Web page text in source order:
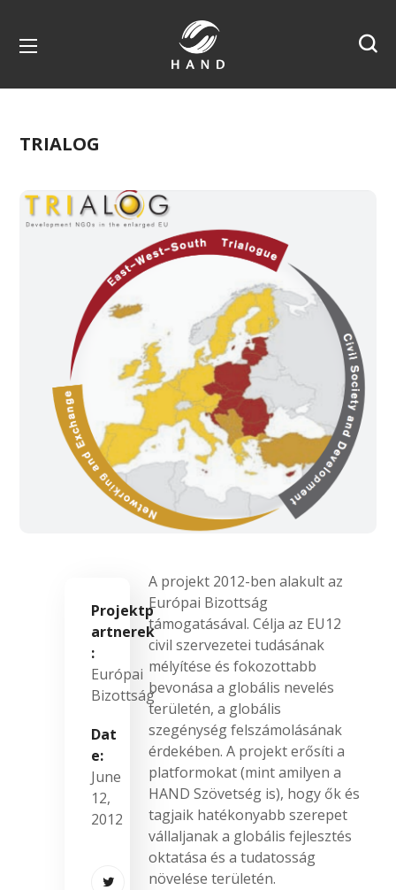
TRIALOG
A projekt 2012-ben alakult az
Európai Bizottság
támogatásával. Célja az EU12
civil szervezetei tudásának
mélyítése és fokozottabb
bevonása a globális nevelés
területén, a globális
szegénység felszámolásának
érdekében. A projekt erősíti a
platformokat (mint amilyen a
HAND Szövetség is), hogy ők és
tagjaik hatékonyabb szerepet
vállaljanak a globális fejlesztés
oktatása és a tudatosság
növelése területén.
Projektp
artnerek
:
Európai
Bizottság
Dat
e:
June
12,
2012